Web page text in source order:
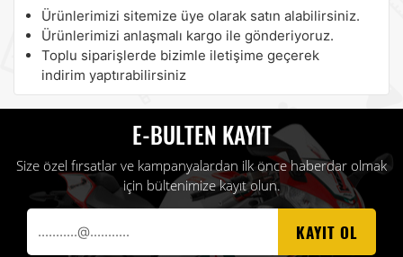
Ürünlerimizi sitemize üye olarak satın alabilirsiniz.
Ürünlerimizi anlaşmalı kargo ile gönderiyoruz.
Toplu siparişlerde bizimle iletişime geçerek
indirim yaptırabilirsiniz
E-BULTEN KAYIT
Size özel fırsatlar ve kampanyalardan ilk önce haberdar olmak
için bültenimize kayıt olun.
KAYIT OL